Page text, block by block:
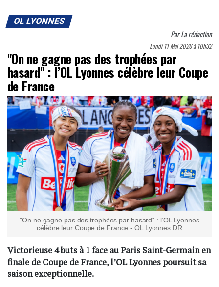
OL LYONNES
ParLa rédaction
Lundi 11 Mai 2026 à 10h32
"On ne gagne pas des trophées par
hasard" : l’OL Lyonnes célèbre leur Coupe
de France
"On ne gagne pas des trophées par hasard" : l’OL Lyonnes
célèbre leur Coupe de France - OL Lyonnes DR
Victorieuse 4 buts à 1 face au Paris Saint-Germain en
finale de Coupe de France, l’OL Lyonnes poursuit sa
saison exceptionnelle.